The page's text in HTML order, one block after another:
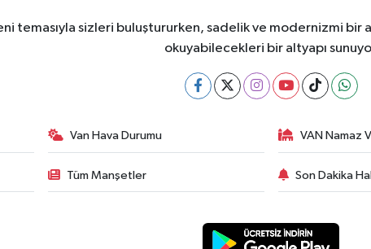
temasıyla sizleri buluştururken, sadelik ve modernizmi bir
okuyabilecekleri bir altyapı
Van Hava Durumu VAN Namaz
Tüm Manşetler Son Dakika